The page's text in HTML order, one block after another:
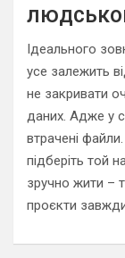
Ідеального
усе залежить
не закривати
даних. Адже у
втрачені
підберіть той
зручно жити –
проєкти